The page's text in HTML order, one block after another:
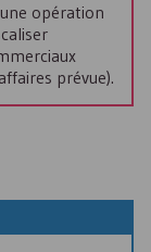
opération
prévue).